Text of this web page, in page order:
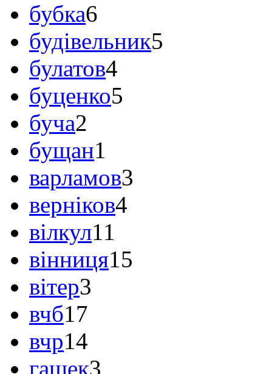
бубка6
будівельник5
булатов4
буценко5
буча2
бущан1
варламов3
верніков4
вілкул11
вінниця15
вітер3
вчб17
вчр14
гашек3